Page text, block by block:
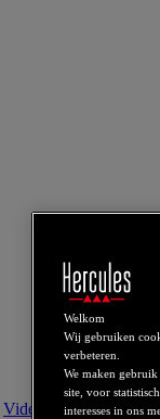
Videokaarten
Welkom
Wij gebruiken
verbeteren.
We maken
site, voor
interesses in ons